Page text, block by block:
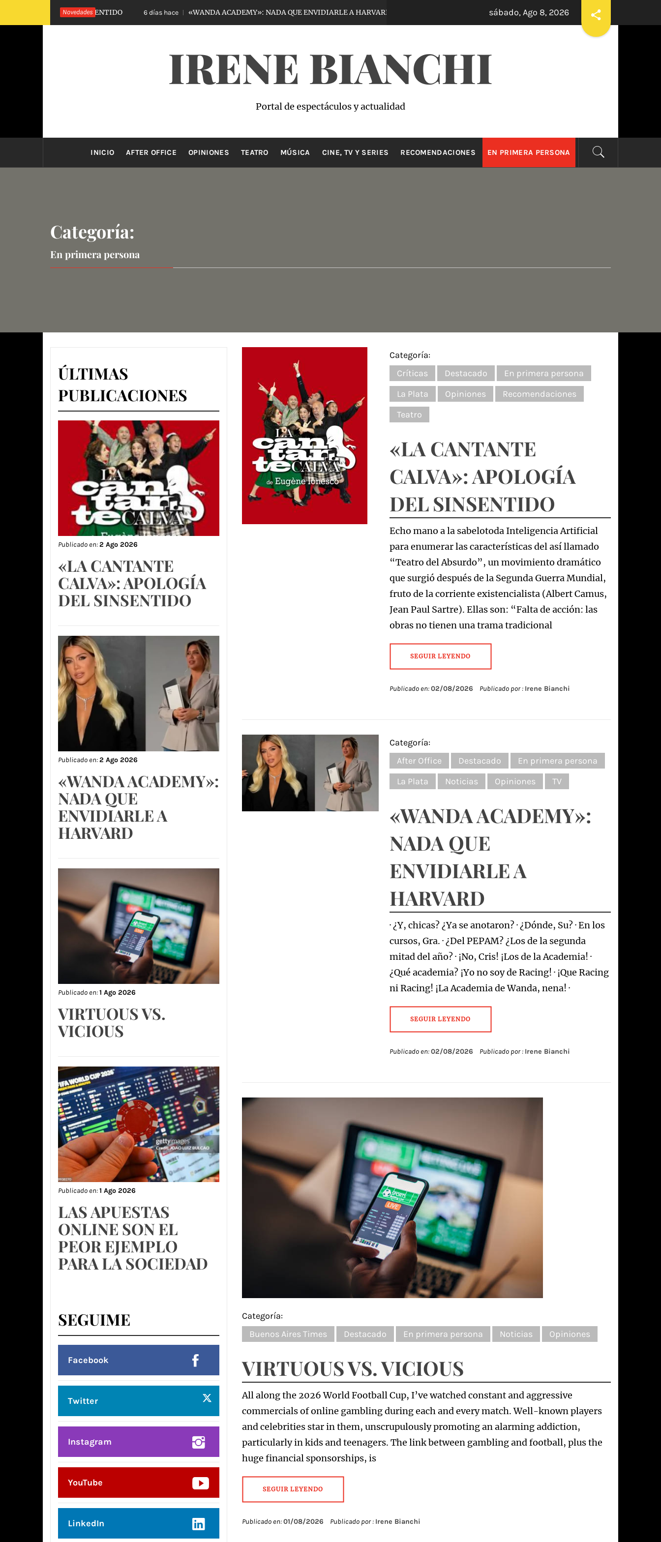
al
Novedades
DEL SINSENTIDO 6 días hace «WANDA ACADEMY»: NADA QUE ENVIDIARLE A HARVARD 7 días hace VIRTUOUS VS. VICIOUS 7 días hace LAS APUESTAS ONLINE
sábado, Ago 8, 2026
IRENE BIANCHI
Portal de espectáculos y actualidad
INICIO AFTER OFFICE OPINIONES TEATRO MÚSICA CINE, TV Y SERIES RECOMENDACIONES EN PRIMERA PERSONA
Categoría:
En primera persona
Categoría:
Críticas
Destacado
En primera persona
La Plata
Opiniones
Recomendaciones
Teatro
«LA CANTANTE
CALVA»: APOLOGÍA
DEL SINSENTIDO
Echo mano a la sabelotoda Inteligencia Artificial
para enumerar las características del así llamado
“Teatro del Absurdo”, un movimiento dramático
que surgió después de la Segunda Guerra Mundial,
fruto de la corriente existencialista (Albert Camus,
Jean Paul Sartre). Ellas son: “Falta de acción: las
obras no tienen una trama tradicional
SEGUIR LEYENDO
Publicado en:02/08/2026 Publicado por : Irene Bianchi
Categoría:
After Office
Destacado
En primera persona
La Plata
Noticias Opiniones TV
«WANDA ACADEMY»:
NADA QUE
ENVIDIARLE A
HARVARD
· ¿Y, chicas? ¿Ya se anotaron? · ¿Dónde, Su? · En los
cursos, Gra. · ¿Del PEPAM? ¿Los de la segunda
mitad del año? · ¡No, Cris! ¡Los de la Academia! ·
¿Qué academia? ¡Yo no soy de Racing! · ¡Que Racing
ni Racing! ¡La Academia de Wanda, nena! ·
SEGUIR LEYENDO
Publicado en:02/08/2026 Publicado por : Irene Bianchi
Categoría:
Buenos Aires Times
Destacado En primera persona Noticias Opiniones
VIRTUOUS VS. VICIOUS
All along the 2026 World Football Cup, I’ve watched constant and aggressive
commercials of online gambling during each and every match. Well-known players
and celebrities star in them, unscrupulously promoting an alarming addiction,
particularly in kids and teenagers. The link between gambling and football, plus the
huge financial sponsorships, is
SEGUIR LEYENDO
Publicado en:01/08/2026 Publicado por : Irene Bianchi
ÚLTIMAS
PUBLICACIONES
Publicado en:2 Ago 2026
«LA CANTANTE
CALVA»: APOLOGÍA
DEL SINSENTIDO
Publicado en:2 Ago 2026
«WANDA ACADEMY»:
NADA QUE
ENVIDIARLE A
HARVARD
Publicado en:1 Ago 2026
VIRTUOUS VS.
VICIOUS
Publicado en:1 Ago 2026
LAS APUESTAS
ONLINE SON EL
PEOR EJEMPLO
PARA LA SOCIEDAD
SEGUIME
Facebook
Twitter
Instagram
YouTube
LinkedIn